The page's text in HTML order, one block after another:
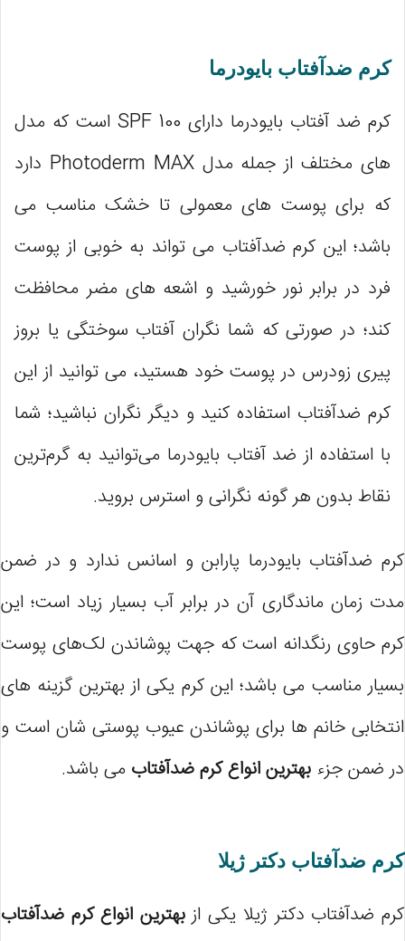
کرم ضدآفتاب بایودرما
کرم ضد آفتاب بایودرما دارای SPF 100 است که مدل
های مختلف از جمله مدل Photoderm MAX دارد
که برای پوست های معمولی تا خشک مناسب می
باشد؛ این کرم ضدآفتاب می تواند به خوبی از پوست
فرد در برابر نور خورشید و اشعه های مضر محافظت
کند؛ در صورتی که شما نگران آفتاب سوختگی یا بروز
پیری زودرس در پوست خود هستید، می توانید از این
کرم ضدآفتاب استفاده کنید و دیگر نگران نباشید؛ شما
با استفاده از ضد آفتاب بایودرما می‌توانید به گرم‌ترین
نقاط بدون هر گونه نگرانی و استرس بروید.
کرم ضدآفتاب بایودرما پارابن و اسانس ندارد و در ضمن
مدت زمان ماندگاری آن در برابر آب بسیار زیاد است؛ این
کرم حاوی رنگدانه است که جهت پوشاندن لک‌های پوست
بسیار مناسب می باشد؛ این کرم یکی از بهترین گزینه های
انتخابی خانم ها برای پوشاندن عیوب پوستی شان است و
در ضمن جزء بهترین انواع کرم ضدآفتاب می باشد.
کرم ضدآفتاب دکتر ژیلا
کرم ضدآفتاب دکتر ژیلا یکی ازبهترین انواع کرم ضدآفتاب